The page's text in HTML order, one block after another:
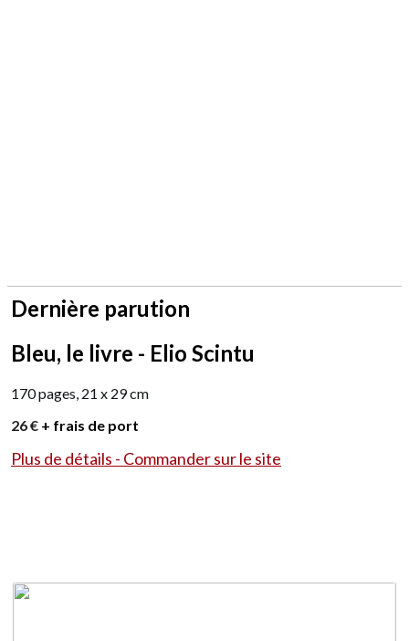
Dernière parution
Bleu, le livre - Elio Scintu
170 pages, 21 x 29 cm
26 € + frais de port
Plus de détails - Commander sur le site